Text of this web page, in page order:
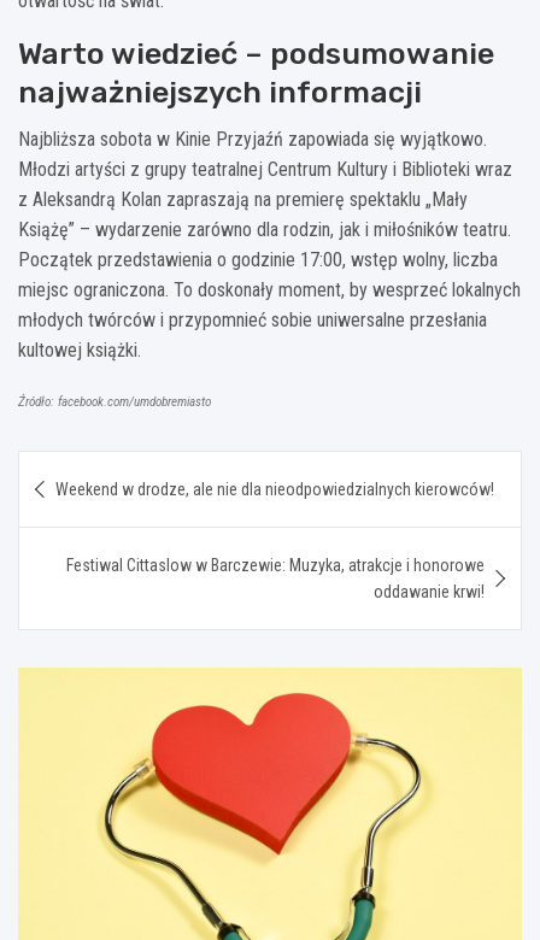
Warto wiedzieć – podsumowanie
najważniejszych informacji
Najbliższa sobota w Kinie Przyjaźń zapowiada się wyjątkowo.
Młodzi artyści z grupy teatralnej Centrum Kultury i Biblioteki wraz
z Aleksandrą Kolan zapraszają na premierę spektaklu „Mały
Książę” – wydarzenie zarówno dla rodzin, jak i miłośników teatru.
Początek przedstawienia o godzinie 17:00, wstęp wolny, liczba
miejsc ograniczona. To doskonały moment, by wesprzeć lokalnych
młodych twórców i przypomnieć sobie uniwersalne przesłania
kultowej książki.
Źródło: facebook.com/umdobremiasto
wpisu
Weekend w drodze, ale nie dla nieodpowiedzialnych kierowców!
Festiwal Cittaslow w Barczewie: Muzyka, atrakcje i honorowe
oddawanie krwi!